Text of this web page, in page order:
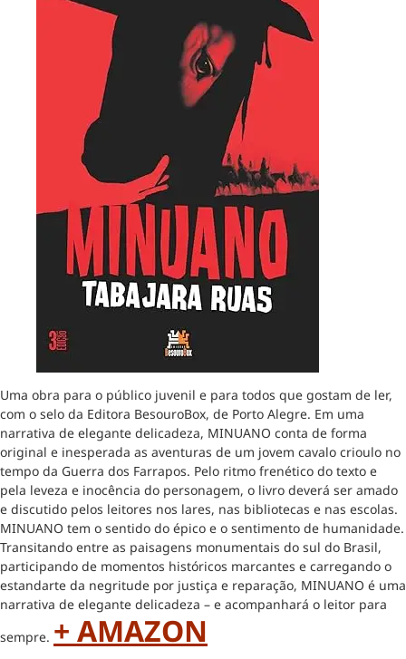
Uma obra para o público juvenil e para todos que gostam de ler,
com o selo da Editora BesouroBox, de Porto Alegre. Em uma
narrativa de elegante delicadeza, MINUANO conta de forma
original e inesperada as aventuras de um jovem cavalo crioulo no
tempo da Guerra dos Farrapos. Pelo ritmo frenético do texto e
pela leveza e inocência do personagem, o livro deverá ser amado
e discutido pelos leitores nos lares, nas bibliotecas e nas escolas.
MINUANO tem o sentido do épico e o sentimento de humanidade.
Transitando entre as paisagens monumentais do sul do Brasil,
participando de momentos históricos marcantes e carregando o
estandarte da negritude por justiça e reparação, MINUANO é uma
narrativa de elegante delicadeza – e acompanhará o leitor para
sempre. + AMAZON